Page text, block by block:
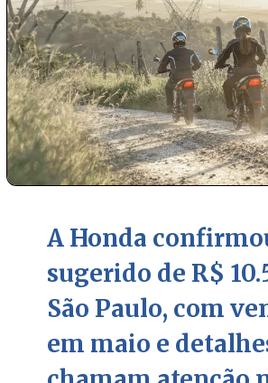
A Honda
sugerido de R$
São Paulo, com
em maio e